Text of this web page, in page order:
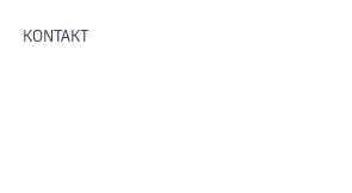
KONTAKT